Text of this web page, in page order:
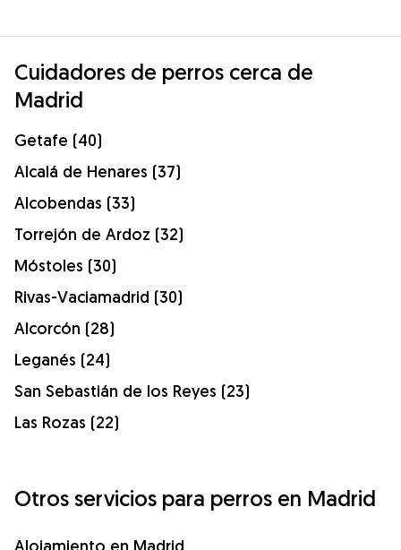
Cuidadores de perros cerca de
Madrid
Getafe (40)
Alcalá de Henares (37)
Alcobendas (33)
Torrejón de Ardoz (32)
Móstoles (30)
Rivas-Vaciamadrid (30)
Alcorcón (28)
Leganés (24)
San Sebastián de los Reyes (23)
Las Rozas (22)
Otros servicios para perros en Madrid